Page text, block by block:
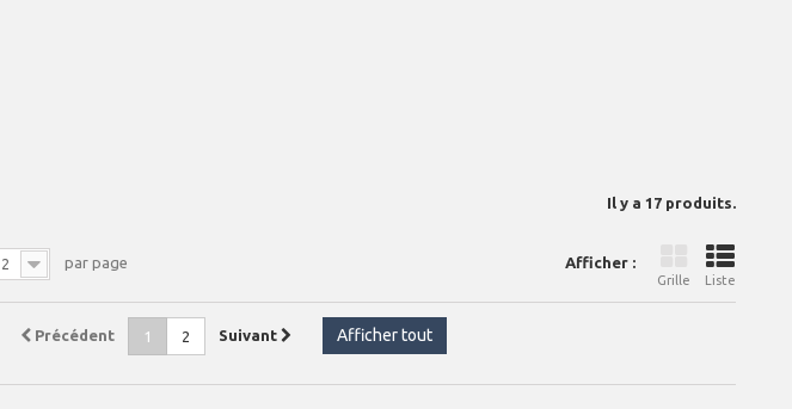
Il y a 17 produits.
Afficher :
Grille Liste
par page
Afficher tout
Précédent 1 2 Suivant